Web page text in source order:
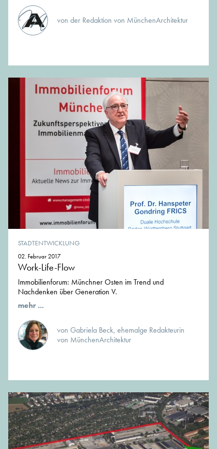
von der Redaktion von MünchenArchitektur
STADTENTWICKLUNG
02. Februar 2017
Work-Life-Flow
Immobilienforum: Münchner Osten im Trend und
Nachdenken über Generation V.
mehr ...
von Gabriela Beck, ehemalge Redakteurin
von MünchenArchitektur